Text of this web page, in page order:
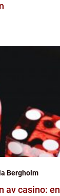
Bergholm
av casino: en